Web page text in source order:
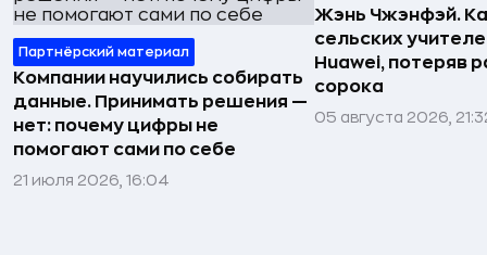
Партнёрский материал
Компании научились собирать
данные. Принимать решения —
нет: почему цифры не
помогают сами по себе
21 июля 2026, 16:04
Жэнь Чжэнфэй.
сельских
Huawei, потеряв
сорока
05 августа 2026,